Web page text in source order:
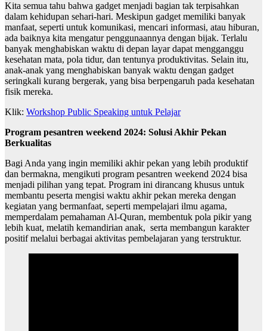
Kita semua tahu bahwa gadget menjadi bagian tak terpisahkan
dalam kehidupan sehari-hari. Meskipun gadget memiliki banyak
manfaat, seperti untuk komunikasi, mencari informasi, atau hiburan,
ada baiknya kita mengatur penggunaannya dengan bijak. Terlalu
banyak menghabiskan waktu di depan layar dapat mengganggu
kesehatan mata, pola tidur, dan tentunya produktivitas. Selain itu,
anak-anak yang menghabiskan banyak waktu dengan gadget
seringkali kurang bergerak, yang bisa berpengaruh pada kesehatan
fisik mereka.
Klik: Workshop Public Speaking untuk Pelajar
Program pesantren weekend 2024: Solusi Akhir Pekan
Berkualitas
Bagi Anda yang ingin memiliki akhir pekan yang lebih produktif
dan bermakna, mengikuti program pesantren weekend 2024 bisa
menjadi pilihan yang tepat. Program ini dirancang khusus untuk
membantu peserta mengisi waktu akhir pekan mereka dengan
kegiatan yang bermanfaat, seperti mempelajari ilmu agama,
memperdalam pemahaman Al-Quran, membentuk pola pikir yang
lebih kuat, melatih kemandirian anak, serta membangun karakter
positif melalui berbagai aktivitas pembelajaran yang terstruktur.